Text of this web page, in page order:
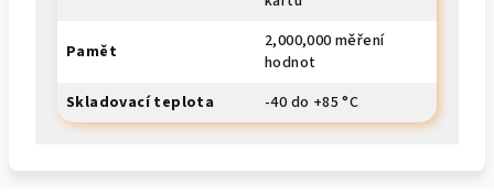
Pamět
2,000,000 měření
hodnot
Skladovací teplota
-40 do +85 °C